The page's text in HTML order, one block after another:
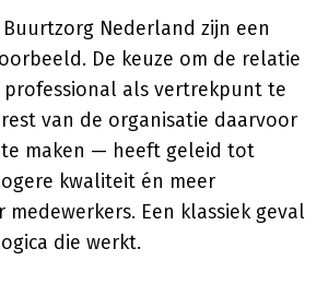
Nederland zijn een
De keuze om de relatie
als vertrekpunt te
van de organisatie daarvoor
maken — heeft geleid tot
kwaliteit én meer
Een klassiek geval
die werkt.